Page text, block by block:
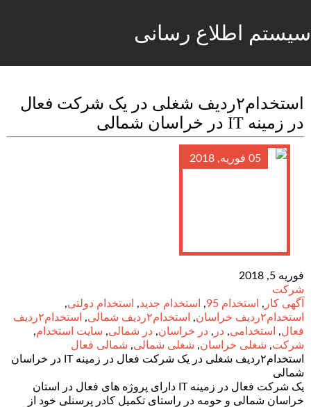
سیستم اطلاع رسانی
استخدام۲ردیف شغلی در یک شرکت فعال
در زمینه IT در خراسان شمالی
05 فوریه, 2018
فوریه 5, 2018
شرکت
آگهی کار , استخدام 95 , استخدام جدید, استخدام دولتی,
استخدام۲ردیف خراسان
, استخدام۲ردیف شمالی ,
استخدام۲ردیف
فعال, استخدامی, در , در خراسان, در شمالی, سایت استخدام,
شرکت, شغلی خراسان, شغلی شمالی, شمالی فعال
استخدام۲ردیف شغلی در یک شرکت فعال در زمینه IT در خراسان
شمالی
یک شرکت فعال در زمینه IT دارای پروژه های فعال در استان
خراسان شمالی و حومه در راستای تکمیل کادر پرسنلی خود از